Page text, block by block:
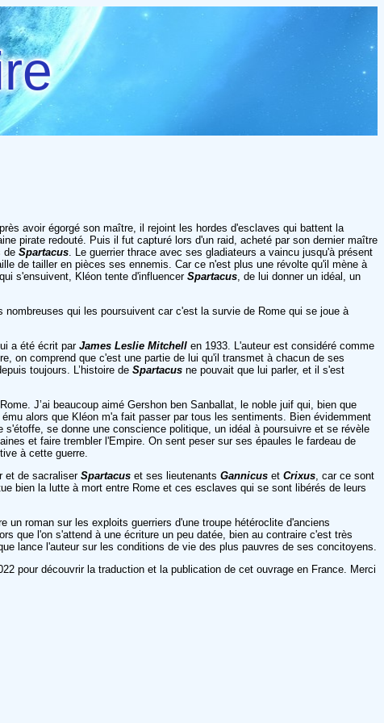
avoir égorgé son maître, il rejoint les hordes d'esclaves qui battent la
pirate redouté. Puis il fut capturé lors d'un raid, acheté par son dernier maître
de Spartacus . Le guerrier thrace avec ses gladiateurs a vaincu jusqu'à présent
de tailler en pièces ses ennemis. Car ce n'est plus une révolte qu'il mène à
s'ensuivent, Kléon tente d'influencer Spartacus , de lui donner un idéal, un
qui les poursuivent car c'est la survie de Rome qui se joue à
a été écrit par James Leslie Mitchell en 1933. L'auteur est considéré comme
on comprend que c'est une partie de lui qu'il transmet à chacun de ses
toujours. L’histoire de Spartacus ne pouvait que lui parler, et il s'est
J’ai beaucoup aimé Gershon ben Sanballat, le noble juif qui, bien que
alors que Kléon m'a fait passer par tous les sentiments. Bien évidemment
se donne une conscience politique, un idéal à poursuivre et se révèle
et faire trembler l'Empire. On sent peser sur ses épaules le fardeau de
à cette guerre.
et de sacraliser Spartacus et ses lieutenants Gannicus et Crixus , car ce sont
bien la lutte à mort entre Rome et ces esclaves qui se sont libérés de leurs
roman sur les exploits guerriers d'une troupe hétéroclite d'anciens
que l'on s'attend à une écriture un peu datée, bien au contraire c'est très
lance l'auteur sur les conditions de vie des plus pauvres de ses concitoyens.
pour découvrir la traduction et la publication de cet ouvrage en France. Merci